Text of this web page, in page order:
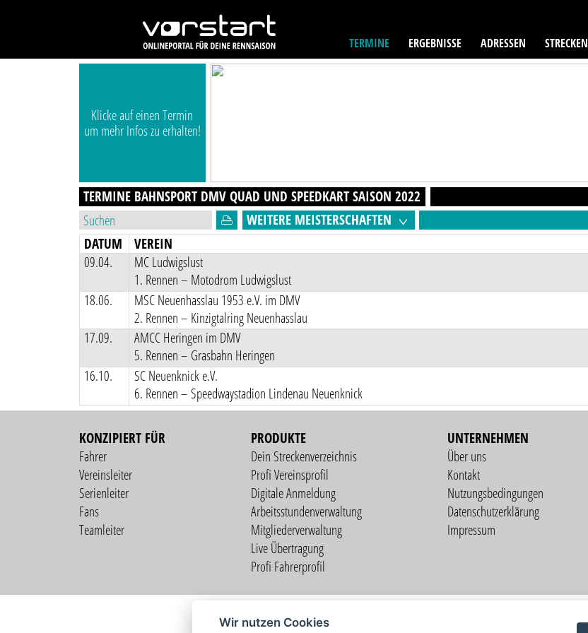
TERMINE ERGEBNISSE ADRESSEN STRECKEN
Klicke auf einen Termin
um mehr Infos zu erhalten!
TERMINE BAHNSPORT DMV QUAD UND SPEEDKARTSAISON2022
WEITERE MEISTERSCHAFTEN
DATUM
VEREIN
09.04.
MC Ludwigslust
1. Rennen – Motodrom Ludwigslust
18.06.
MSC Neuenhasslau 1953 e.V. im DMV
2. Rennen – Kinzigtalring Neuenhasslau
17.09.
AMCC Heringen im DMV
5. Rennen – Grasbahn Heringen
16.10.
SC Neuenknick e.V.
6. Rennen – Speedwaystadion Lindenau Neuenknick
KONZIPIERT FÜR
Fahrer
Vereinsleiter
Serienleiter
Fans
Teamleiter
PRODUKTE
Dein Streckenverzeichnis
Profi Vereinsprofil
Digitale Anmeldung
Arbeitsstundenverwaltung
Mitgliederverwaltung
Live Übertragung
Profi Fahrerprofil
UNTERNEHMEN
Über uns
Kontakt
Nutzungsbedingungen
Datenschutzerklärung
Impressum
Wir nutzen Cookies